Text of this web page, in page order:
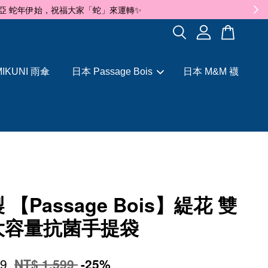
雨傘 日本 Passage Bois 日本 M&M 襪
【Passage Bois】緹花 雙
量抗菌手提袋
NT$ 1,599-25%